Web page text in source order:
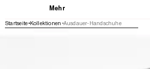
Mehr
Startseite Kollektionen Ausdauer-Handschuhe
WEITER ZU DEN PRODUKTINFORMATIONEN